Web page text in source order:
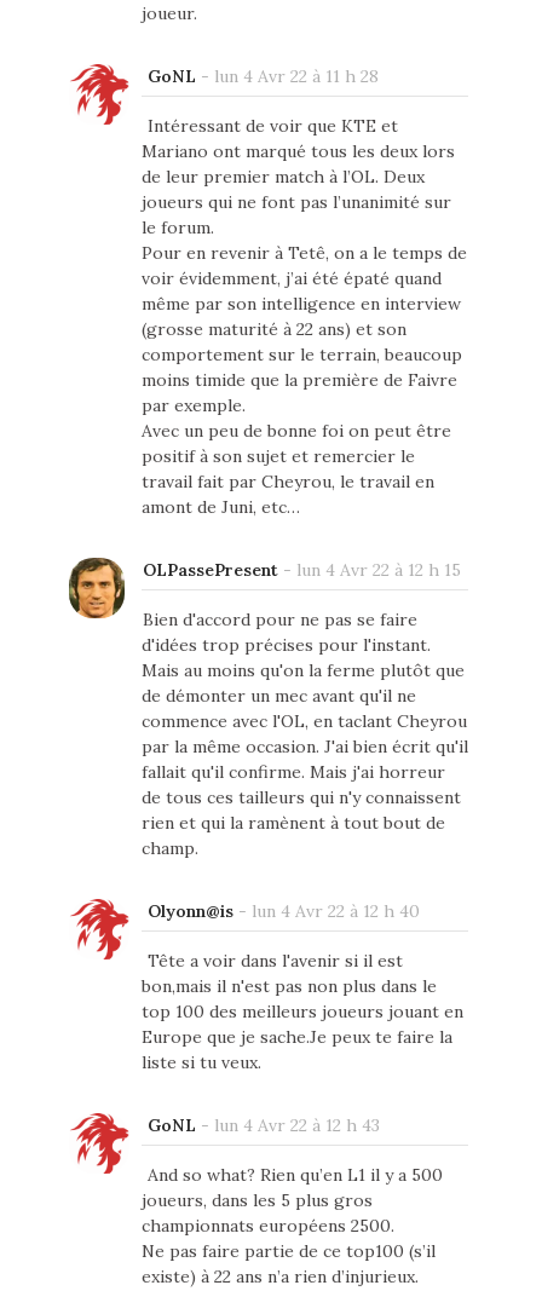
joueur.
GoNL - lun 4 Avr 22 à 11 h 28
Intéressant de voir que KTE et
Mariano ont marqué tous les deux lors
de leur premier match à l’OL. Deux
joueurs qui ne font pas l’unanimité sur
le forum.
Pour en revenir à Tetê, on a le temps de
voir évidemment, j’ai été épaté quand
même par son intelligence en interview
(grosse maturité à 22 ans) et son
comportement sur le terrain, beaucoup
moins timide que la première de Faivre
par exemple.
Avec un peu de bonne foi on peut être
positif à son sujet et remercier le
travail fait par Cheyrou, le travail en
amont de Juni, etc…
OLPassePresent- lun 4 Avr 22 à 12 h 15
Bien d'accord pour ne pas se faire
d'idées trop précises pour l'instant.
Mais au moins qu'on la ferme plutôt que
de démonter un mec avant qu'il ne
commence avec l'OL, en taclant Cheyrou
par la même occasion. J'ai bien écrit qu'il
fallait qu'il confirme. Mais j'ai horreur
de tous ces tailleurs qui n'y connaissent
rien et qui la ramènent à tout bout de
champ.
Olyonn@is- lun 4 Avr 22 à 12 h 40
Tête a voir dans l'avenir si il est
bon,mais il n'est pas non plus dans le
top 100 des meilleurs joueurs jouant en
Europe que je sache.Je peux te faire la
liste si tu veux.
GoNL - lun 4 Avr 22 à 12 h 43
And so what? Rien qu’en L1 il y a 500
joueurs, dans les 5 plus gros
championnats européens 2500.
Ne pas faire partie de ce top100 (s’il
existe) à 22 ans n’a rien d’injurieux.